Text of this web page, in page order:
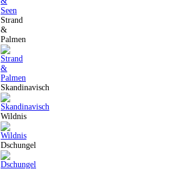
Strand
&
Palmen
Skandinavisch
Wildnis
Dschungel